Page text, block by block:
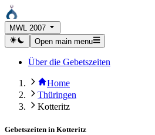
MWL 2007
Open main menu
Über die Gebetszeiten
Home
Thüringen
Kotteritz
Gebetszeiten in Kotteritz